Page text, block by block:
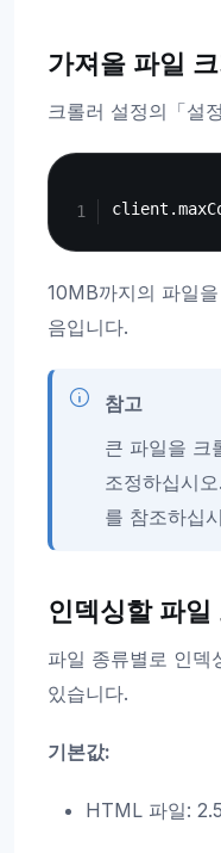
가져올 파일
크롤러 설정의「설
10MB까지의 파일
음입니다.
참고
큰 파일을 크
조정하십시
를 참조하십
인덱싱할 파일
파일 종류별로 인덱
있습니다.
기본값:
HTML 파일: